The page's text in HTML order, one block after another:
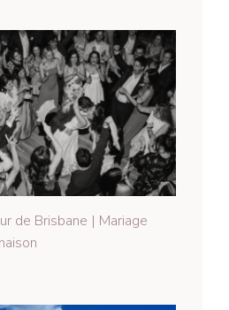
de Brisbane | Mariage